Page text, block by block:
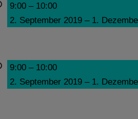
9:00 – 10:00
2. September 2019 – 1.
9:00 – 10:00
2. September 2019 – 1.